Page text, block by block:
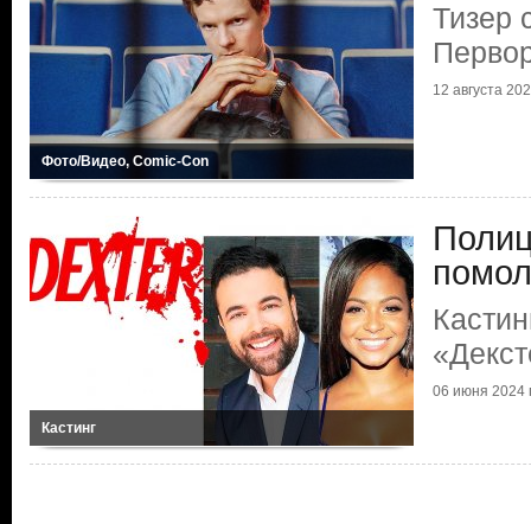
Фото/Видео, Comic-Con
Тизер
12 августа
Кастинг
06 июня 2024